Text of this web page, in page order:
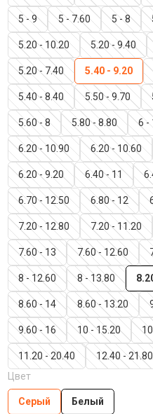
5 - 9 5 - 7.60 5 - 8
5.20 - 10.20 5.20 - 9.40
5.20 - 7.40 5.40 - 9.20
5.40 - 8.40 5.50 - 9.70
5.60 - 8 5.80 - 8.80 6 -
6.20 - 10.90 6.20 - 10.60
6.20 - 9.20 6.40 - 11
6.70 - 12.50 6.80 - 12
7.20 - 12.80 7.20 - 11.20
7.60 - 13 7.60 - 12.60
8 - 12.60 8 - 13.80
8.60 - 14 8.60 - 13.20
9.60 - 16 10 - 15.20
11.20 - 20.40 12.40 - 21.80
Цвет
Серый Белый